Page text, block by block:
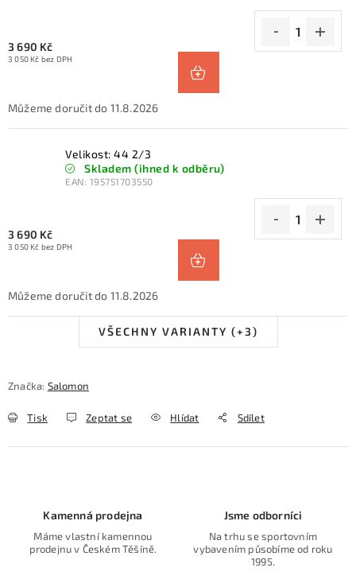
3 690 Kč
3 050 Kč bez DPH
11.8.2026
Velikost: 44 2/3
Skladem (ihned k odběru)
EAN: 195751703550
3 690 Kč
3 050 Kč bez DPH
11.8.2026
VŠECHNY VARIANTY (+3)
Značka: Salomon
Tisk Zeptat se Hlídat Sdílet
Kamenná prodejna
Máme vlastní kamennou
prodejnu v Českém Těšíně.
Jsme odborníci
Na trhu se sportovním
vybavením působíme od roku
1995.